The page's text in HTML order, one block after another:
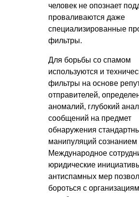
человек не опознает
проваливаются даже
специализированные
фильтры.
Для борьбы со спамом
используются и
фильтры на основе
отправителей,
аномалий, глубокий
сообщений на предмет
обнаружения
манипуляций сознанием
Международное
юридические
антиспамных мер
бороться с